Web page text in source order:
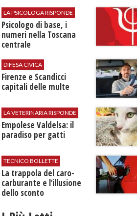
LA PSICOLOGA RISPONDE
Psicologo di base, i
numeri nella Toscana
centrale
DIFESA CIVICA
Firenze e Scandicci
capitali delle multe
LA VETERINARIA RISPONDE
Empolese Valdelsa: il
paradiso per gatti
TECNICO BOLLETTE
​La trappola del caro-
carburante e l’illusione
dello sconto